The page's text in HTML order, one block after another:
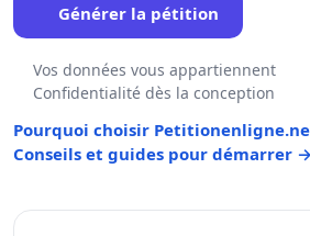
Générer la pétition
Vos données vous appartiennent
Confidentialité dès la conception
Pourquoi choisir
Conseils et guides pour démarrer →